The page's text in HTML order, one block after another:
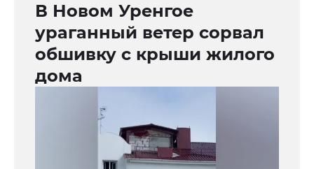
В Новом Уренгое
ураганный ветер сорвал
обшивку с крыши жилого
дома